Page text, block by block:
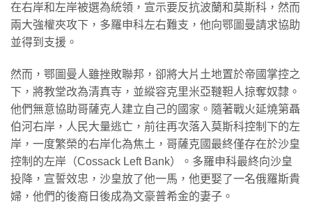
在右岸和左岸被選為統領，宣示要反抗波蘭和莫斯科，然而
兩大強權夾攻下，多羅申科左右難支，他向鄂圖曼請求協助
並得到支援。
然而，鄂圖曼人雖挫敗聯邦，卻將大片土地置於帝國掌控之
下，將教堂改為清真寺，並縱容克里米亞韃靼人掠奪奴隸。
他們無意協助哥薩克人建立自己的國家。隨著戰火延燒第聶
伯河右岸，人民大量逃亡，前往再次落入莫斯科控制下的左
岸，一度繁榮的右岸化為焦土，哥薩克國最終僅存在於沙皇
控制的左岸（Cossack Left Bank）。多羅申科最終向沙皇
投降，宣誓效忠，沙皇放了他一馬，他更娶了一名俄羅斯貴
婦，他們的後裔日後成為文豪普希金的妻子。